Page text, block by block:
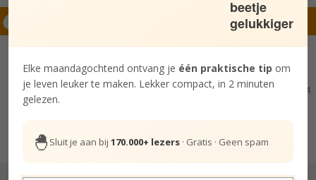
14
Welke gewoontes herken jij?
maken
beetje
gelukkiger
Elke maandagochtend ontvang je één praktische tip om
je leven leuker te maken. Lekker compact, in 2 minuten
gelezen.
🐣 Sluit je aan bij 170.000+ lezers · Gratis · Geen spam